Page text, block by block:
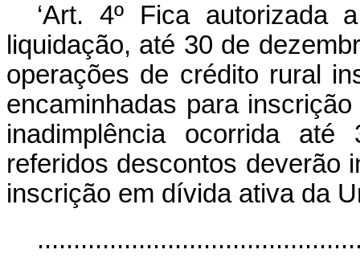
‘Art. 4º Fica autorizada
liquidação, até 30 de
operações de crédito rural
encaminhadas para
inadimplência ocorrida
referidos descontos deverão
inscrição em dívida ativa da